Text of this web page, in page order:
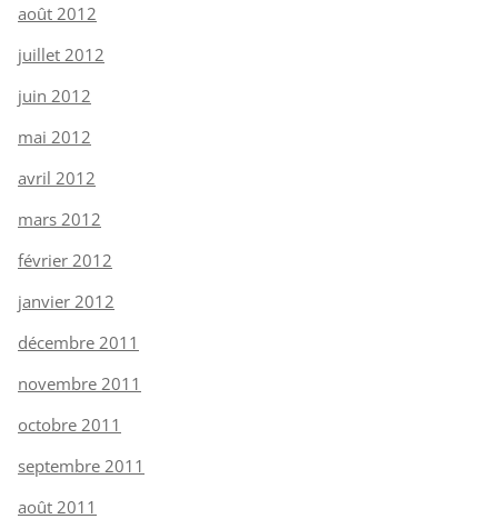
août 2012
juillet 2012
juin 2012
mai 2012
avril 2012
mars 2012
février 2012
janvier 2012
décembre 2011
novembre 2011
octobre 2011
septembre 2011
août 2011